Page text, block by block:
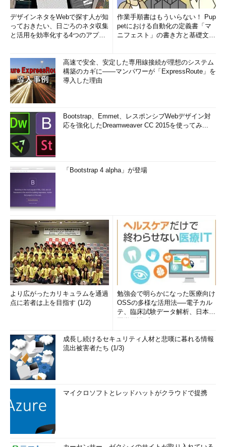
デザインネタをWebで探す人が知
っておきたい、日ごろのネタ収集
と活用を効率化する4つのアプリ
作業手順書はもういらない！ Pup
petにおける自動化の定義書「マ
ニフェスト」の書き方と基礎文法
高速で安全、安定した専用線接続が理想のシステム
構築のカギに――マンパワーが「ExpressRoute」を
導入した理由
Bootstrap、Emmet、レスポンシブWebデザイン対
応を強化したDreamweaver CC 2015を使ってみ...
「Bootstrap 4 alpha」が登場
より広がったカリキュラムを通過
点に若者は上を目指す (1/2)
勉強会で明らかになった医療向け
OSSの多様な活用法──電子カル
テ、臨床試験データ解析、日本語
成長し続けるセキュリティ人材と悲嘆に暮れる情報
流出被害者たち (1/3)
マイクロソフトとレッドハットがクラウドで提携